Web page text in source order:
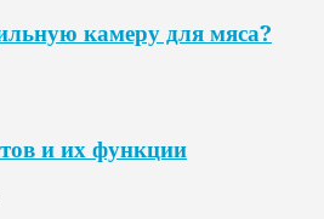
камеру для мяса?
и их функции